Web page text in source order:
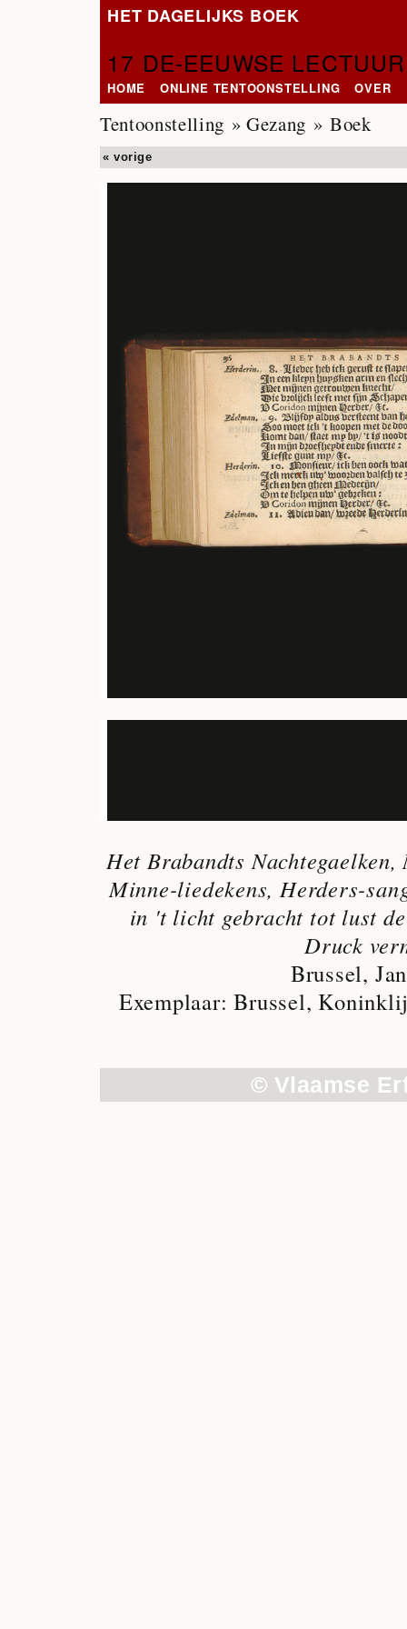
HET DAGELIJKS BOEK
17 DE-EEUWSE
HOME ONLINE TENTOONSTELLING OVER
Tentoonstelling » Gezang » Boek
« vorige
Het Brabandts
Minne-liedekens, Herders-
in 't licht gebracht tot lust
Druck
Brussel,
Exemplaar: Brussel,
© Vlaamse